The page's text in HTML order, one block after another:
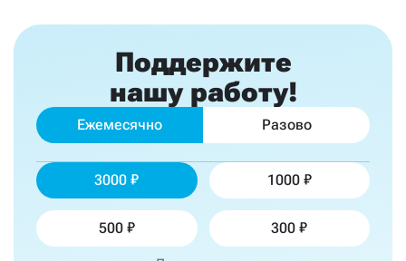
Поддержите
нашу работу!
Ежемесячно Разово
3000 1000
500 300